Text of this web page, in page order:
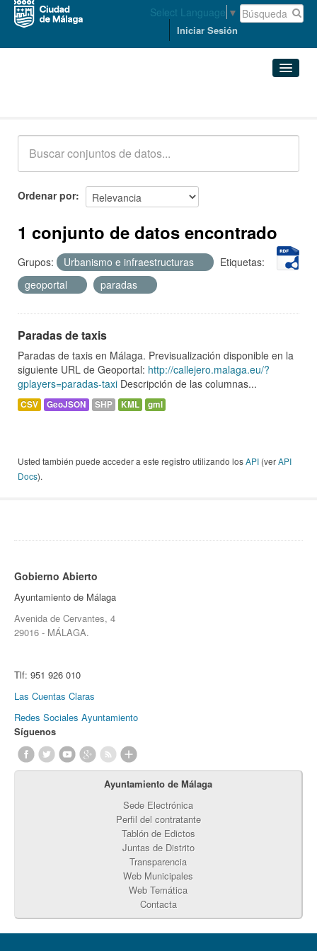
Select Language ▼
Iniciar Sesión
Acerca de
Ordenar por
1 conjunto de datos encontrado
Grupos: Urbanismo e infraestructuras
Etiquetas:
geoportal
paradas
Paradas de taxis
Paradas de taxis en Málaga. Previsualización disponible en la
siguiente URL de Geoportal: http://callejero.malaga.eu/?
gplayers=paradas-taxi Descripción de las columnas...
CSV GeoJSON SHP KML gml
Usted también puede acceder a este registro utilizando losAPI (verAPI
Docs).
Gobierno Abierto
Ayuntamiento de Málaga
Avenida de Cervantes, 4
29016 - MÁLAGA.
Tlf: 951 926 010
Las Cuentas Claras
Redes Sociales Ayuntamiento
Síguenos
Ayuntamiento de Málaga
Sede Electrónica
Perfil del contratante
Tablón de Edictos
Juntas de Distrito
Transparencia
Web Municipales
Web Temática
Contacta